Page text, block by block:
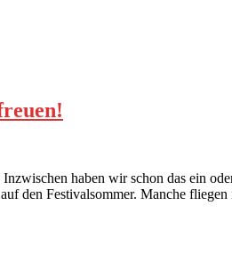
haben wir schon das ein
den Festivalsommer. Manche